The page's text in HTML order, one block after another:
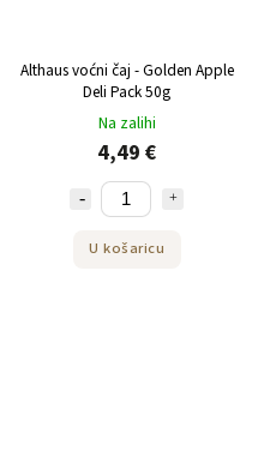
Althaus voćni čaj - Golden Apple
Deli Pack 50g
Na zalihi
4,49 €
U košaricu